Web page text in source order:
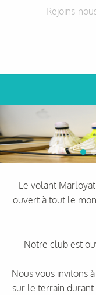
Rejoins-
Le volant
ouvert à tout le
Notre club est
Nous vous invitons
sur le terrain